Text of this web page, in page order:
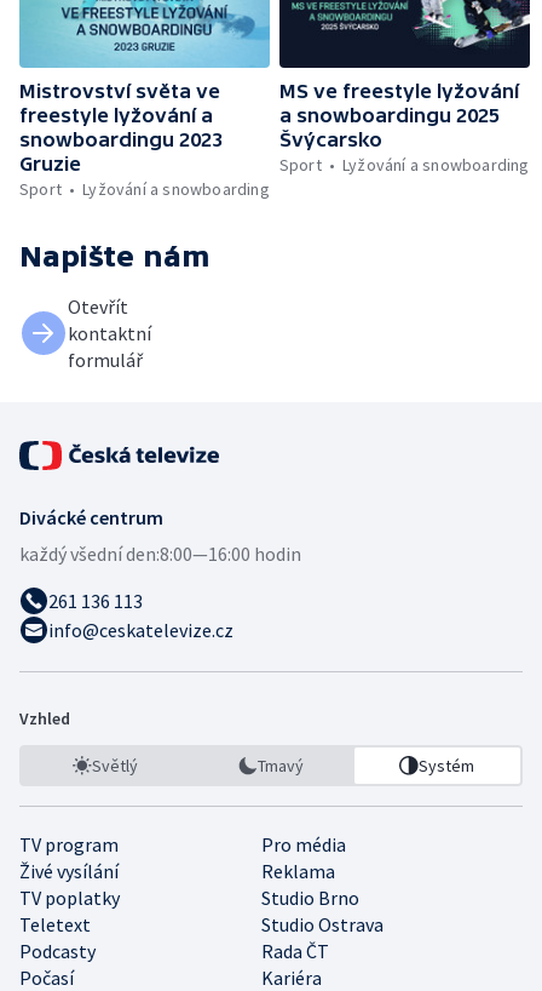
Mistrovství světa ve
freestyle lyžování a
snowboardingu 2023
Gruzie
Sport
Lyžování a snowboarding
MS ve freestyle lyžování
a snowboardingu 2025
Švýcarsko
Sport
Lyžování a snowboarding
Napište nám
Otevřít
kontaktní
formulář
Divácké centrum
každý všední den:8:00—16:00 hodin
261 136 113
info@ceskatelevize.cz
Vzhled
Světlý Tmavý Systém
TV program
Pro média
Živé vysílání
Reklama
TV poplatky
Studio Brno
Teletext
Studio Ostrava
Podcasty
Rada ČT
Počasí
Kariéra